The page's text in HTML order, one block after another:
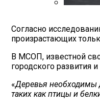
Согласно
произрастающих
В МСОП, известной
городского развития
«Деревья необходимы
таких как птицы и